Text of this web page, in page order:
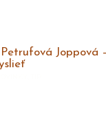
Joppová